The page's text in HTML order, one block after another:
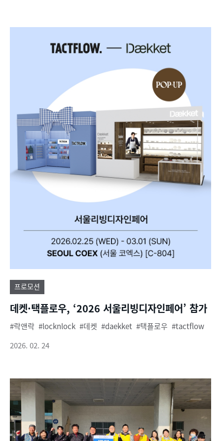
프로모션
데켓·택플로우, ‘2026 서울리빙디자인페어’ 참가
락앤락 locknlock 데켓 daekket 택플로우
tactflow
2026. 02. 24